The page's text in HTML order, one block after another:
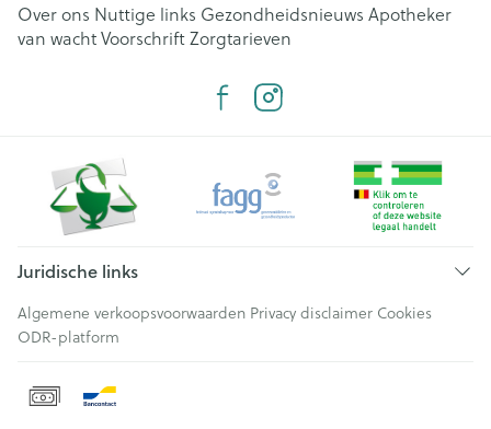
Over ons Nuttige links Gezondheidsnieuws Apotheker
van wachtVoorschriftZorgtarieven
Juridische links
Algemene verkoopsvoorwaarden Privacy disclaimer Cookies
ODR-platform